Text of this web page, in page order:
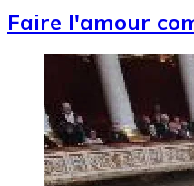
Faire l'amour
Image